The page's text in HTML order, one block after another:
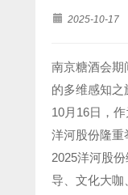
2025-10-17
南京糖酒会期
的多维感知之
10月16日，
洋河股份隆
2025洋河股
导、文化大咖